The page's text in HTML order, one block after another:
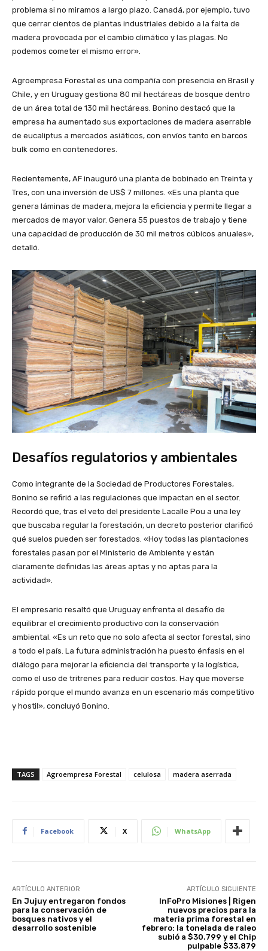
problema si no miramos a largo plazo. Canadá, por ejemplo, tuvo
que cerrar cientos de plantas industriales debido a la falta de
madera provocada por el cambio climático y las plagas. No
podemos cometer el mismo error».
Agroempresa Forestal es una compañía con presencia en Brasil y
Chile, y en Uruguay gestiona 80 mil hectáreas de bosque dentro
de un área total de 130 mil hectáreas. Bonino destacó que la
empresa ha aumentado sus exportaciones de madera aserrable
de eucaliptus a mercados asiáticos, con envíos tanto en barcos
bulk como en contenedores.
Recientemente, AF inauguró una planta de bobinado en Treinta y
Tres, con una inversión de US$ 7 millones. «Es una planta que
genera láminas de madera, mejora la eficiencia y permite llegar a
mercados de mayor valor. Genera 55 puestos de trabajo y tiene
una capacidad de producción de 30 mil metros cúbicos anuales»,
detalló.
Desafíos regulatorios y ambientales
Como integrante de la Sociedad de Productores Forestales,
Bonino se refirió a las regulaciones que impactan en el sector.
Recordó que, tras el veto del presidente Lacalle Pou a una ley
que buscaba regular la forestación, un decreto posterior clarificó
qué suelos pueden ser forestados. «Hoy todas las plantaciones
forestales pasan por el Ministerio de Ambiente y están
claramente definidas las áreas aptas y no aptas para la
actividad».
El empresario resaltó que Uruguay enfrenta el desafío de
equilibrar el crecimiento productivo con la conservación
ambiental. «Es un reto que no solo afecta al sector forestal, sino
a todo el país. La futura administración ha puesto énfasis en el
diálogo para mejorar la eficiencia del transporte y la logística,
como el uso de tritrenes para reducir costos. Hay que moverse
rápido porque el mundo avanza en un escenario más competitivo
y hostil», concluyó Bonino.
TAGS Agroempresa Forestal celulosa madera aserrada
Facebook X WhatsApp
ARTÍCULO ANTERIOR
En Jujuy entregaron fondos
para la conservación de
bosques nativos y el
desarrollo sostenible
ARTÍCULO SIGUIENTE
InFoPro Misiones | Rigen
nuevos precios para la
materia prima forestal en
febrero: la tonelada de raleo
subió a $30.799 y el Chip
pulpable $33.879